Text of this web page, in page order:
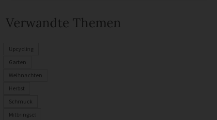
Verwandte Themen
Upcycling
Garten
Weihnachten
Herbst
Schmuck
Mitbringsel